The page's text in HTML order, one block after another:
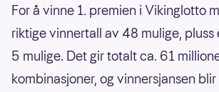
For å vinne 1. premien i Vikinglotto
riktige vinnertall av 48 mulige,
5 mulige. Det gir totalt ca. 61
kombinasjoner, og vinnersjansen